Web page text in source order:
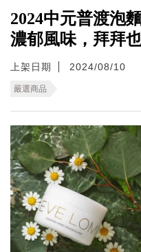
2024中元普渡泡
濃郁風味，拜拜
上架日期 2024/08/10
嚴選商品